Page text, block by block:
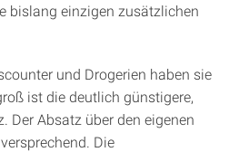
bislang einzigen zusätzlichen
und Drogerien haben sie
ist die deutlich günstigere,
Der Absatz über den eigenen
Die